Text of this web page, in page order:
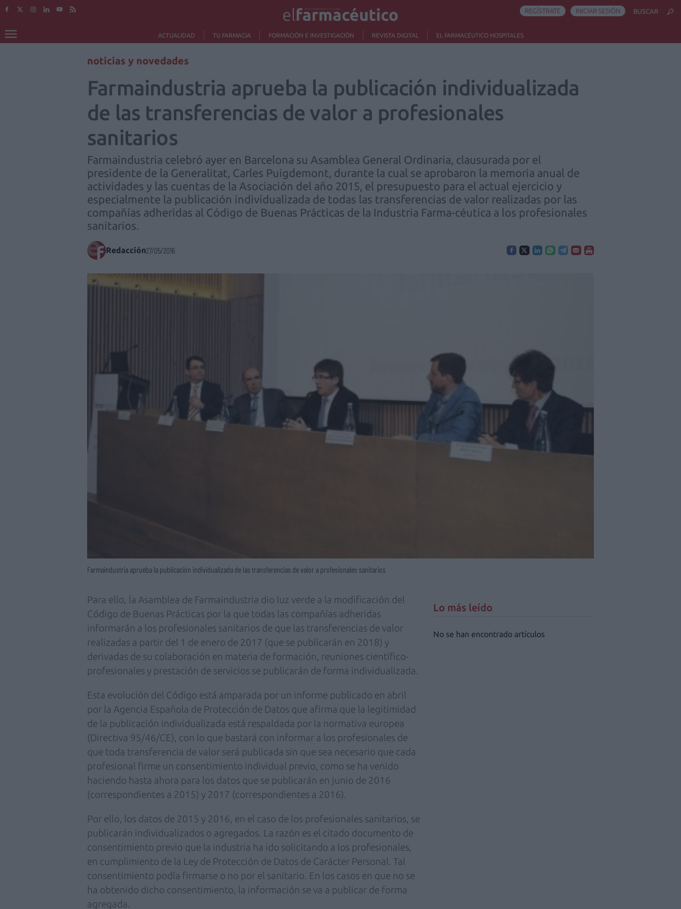
ACTUALIDAD TU FARMACIA FORMACIÓN E INVESTIGACIÓN REVISTA DIGITAL EL FARMACÉUTICO HOSPITALES
REGÍSTRATE INICIAR SESIÓN BUSCAR
noticias y novedades
Farmaindustria aprueba la publicación individualizada
de las transferencias de valor a profesionales
sanitarios
Farmaindustria celebró ayer en Barcelona su Asamblea General Ordinaria, clausurada por el
presidente de la Generalitat, Carles Puigdemont, durante la cual se aprobaron la memoria anual de
actividades y las cuentas de la Asociación del año 2015, el presupuesto para el actual ejercicio y
especialmente la publicación individualizada de todas las transferencias de valor realizadas por las
compañías adheridas al Código de Buenas Prácticas de la Industria Farma-céutica a los profesionales
sanitarios.
Redacción27/05/2016
Farmaindustria aprueba la publicación individualizada de las transferencias de valor a profesionales sanitarios
Para ello, la Asamblea de Farmaindustria dio luz verde a la modificación del
Código de Buenas Prácticas por la que todas las compañías adheridas
informarán a los profesionales sanitarios de que las transferencias de valor
realizadas a partir del 1 de enero de 2017 (que se publicarán en 2018) y
derivadas de su colaboración en materia de formación, reuniones científico-
profesionales y prestación de servicios se publicarán de forma individualizada.
Esta evolución del Código está amparada por un informe publicado en abril
por la Agencia Española de Protección de Datos que afirma que la legitimidad
de la publicación individualizada está respaldada por la normativa europea
(Directiva 95/46/CE), con lo que bastará con informar a los profesionales de
que toda transferencia de valor será publicada sin que sea necesario que cada
profesional firme un consentimiento individual previo, como se ha venido
haciendo hasta ahora para los datos que se publicarán en junio de 2016
(correspondientes a 2015) y 2017 (correspondientes a 2016).
Por ello, los datos de 2015 y 2016, en el caso de los profesionales sanitarios, se
publicarán individualizados o agregados. La razón es el citado documento de
consentimiento previo que la industria ha ido solicitando a los profesionales,
en cumplimiento de la Ley de Protección de Datos de Carácter Personal. Tal
consentimiento podía firmarse o no por el sanitario. En los casos en que no se
ha obtenido dicho consentimiento, la información se va a publicar de forma
agregada.
Lo más leído
No se han encontrado artículos